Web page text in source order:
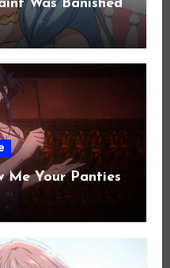
Was Banished
Me Your Panties